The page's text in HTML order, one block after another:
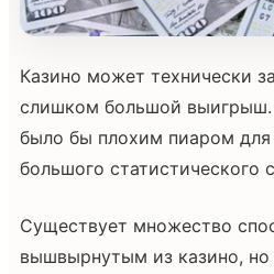
Казино может технически
слишком большой выигрыш.
было бы плохим пиаром
большого статистического
Существует множество
вышвырнутым из казино, но